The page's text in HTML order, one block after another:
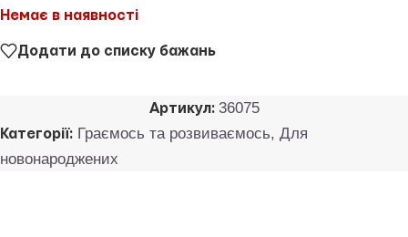
Немає в наявності
Додати до списку бажань
Артикул: 36075
Категорії: Граємось та розвиваємось, Для
новонароджених